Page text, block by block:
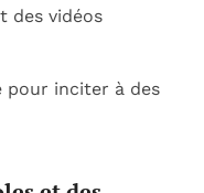
des vidéos
pour inciter à des